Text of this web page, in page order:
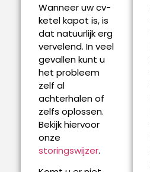
Wanneer uw cv-
ketel kapot is, is
dat natuurlijk erg
vervelend. In veel
gevallen kunt u
het probleem
zelf al
achterhalen of
zelfs oplossen.
Bekijk hiervoor
onze
storingswijzer.